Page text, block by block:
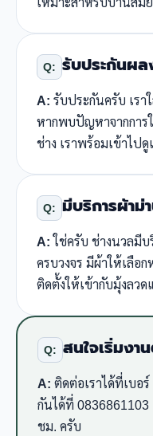
Q: รับประกันผ
A: รับประกันครับ เร
หากพบปัญหาจากการ
ช่าง เราพร้อมเข้าไป
Q: มีบริการผ้าม่
A:ใช่ครับ ช่างนวลมี
ครบวงจร มีผ้าให้เลือ
ติดตั้งให้เข้ากับมุ้งลวด
Q: สนใจเริ่มงา
A: ติดต่อเราได้ที่เบอ
กันได้ที่ 0836861103
ชม. ครับ